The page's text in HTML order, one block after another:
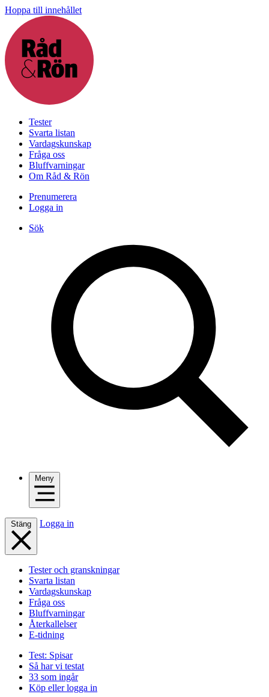
Hoppa till innehållet
Tester
Svarta listan
Vardagskunskap
Fråga oss
Bluffvarningar
Om Råd & Rön
Prenumerera
Logga in
Sök
Meny
Stäng Logga in
Tester och granskningar
Svarta listan
Vardagskunskap
Fråga oss
Bluffvarningar
Återkallelser
E-tidning
Test: Spisar
Så har vi testat
33 som ingår
Köp eller logga in